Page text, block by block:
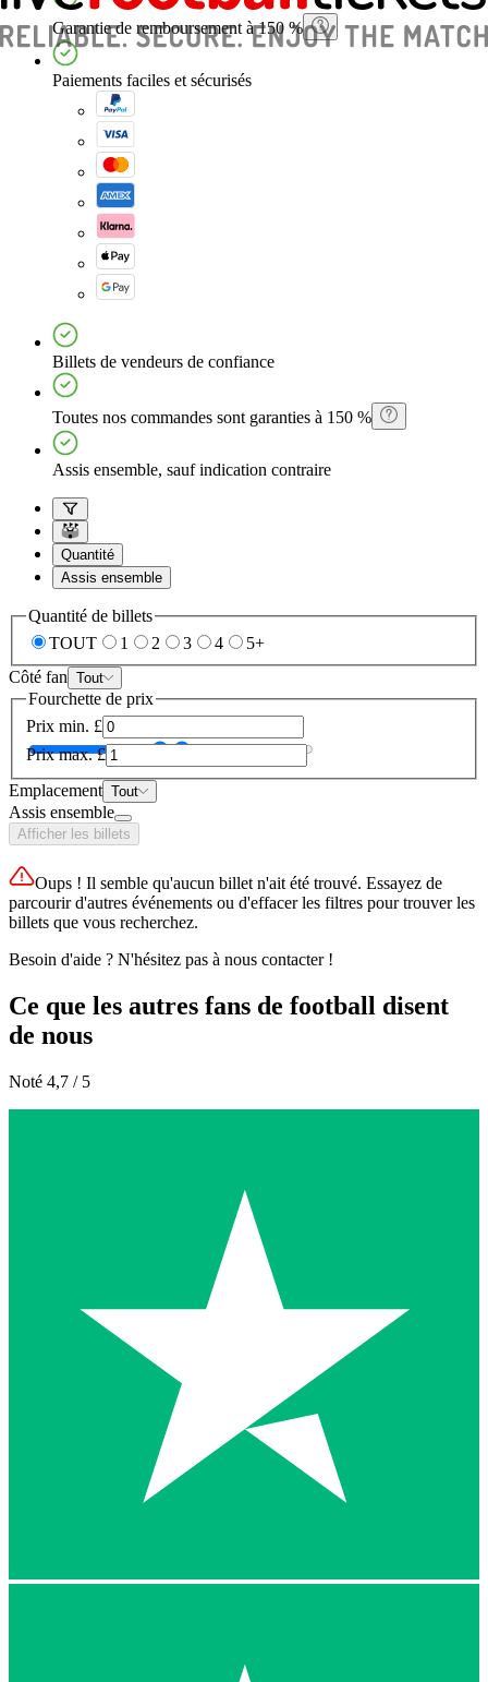
Garantie de remboursement à 150 %
Paiements faciles et sécurisés
Billets de vendeurs de confiance
Toutes nos commandes sont garanties à 150 %
Assis ensemble, sauf indication contraire
Quantité
Assis ensemble
Quantité de billets
TOUT
1 2 3 4
5+
Côté fan Tout
Fourchette de prix
Prix min. £
Prix max. £
Emplacement Tout
Assis ensemble
Afficher les billets
Oups ! Il semble qu'aucun billet n'ait été trouvé. Essayez de
parcourir d'autres événements ou d'effacer les filtres pour trouver les
billets que vous recherchez.
Besoin d'aide ? N'hésitez pas à nous contacter !
Ce que les autres fans de football disent
de nous
Noté 4,7 / 5